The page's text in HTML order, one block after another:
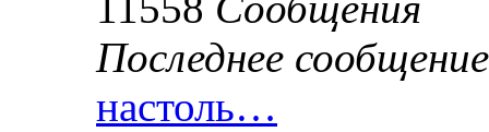
Последнее сообщение
настоль…